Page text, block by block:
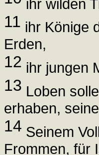
ihr wilden
11 ihr Könige
Erden,
12 ihr jungen
13 Loben
erhaben,
14 Seinem
Frommen, für